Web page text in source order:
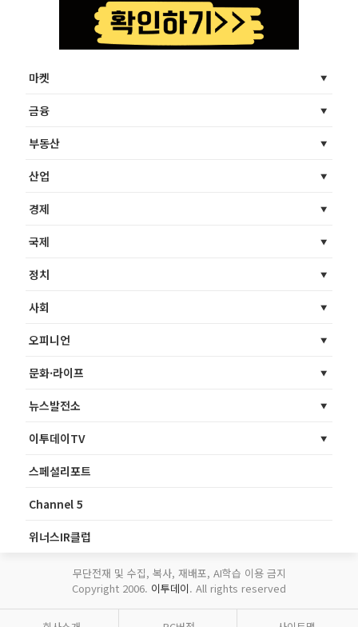
마켓
금융
부동산
산업
경제
국제
정치
사회
오피니언
문화·라이프
뉴스발전소
이투데이TV
스페셜리포트
Channel 5
위너스IR클럽
무단전재 및 수집, 복사, 재배포, AI학습 이용 금지
Copyright 2006. 이투데이. All rights reserved